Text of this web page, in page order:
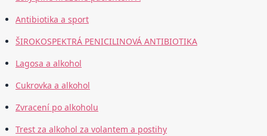
Antibiotika a sport
ŠIROKOSPEKTRÁ PENICILINOVÁ ANTIBIOTIKA
Lagosa a alkohol
Cukrovka a alkohol
Zvracení po alkoholu
Trest za alkohol za volantem a postihy